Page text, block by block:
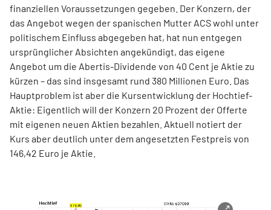
finanziellen Voraussetzungen gegeben. Der Konzern, der
das Angebot wegen der spanischen Mutter ACS wohl unter
politischem Einfluss abgegeben hat, hat nun entgegen
ursprünglicher Absichten angekündigt, das eigene
Angebot um die Abertis-Dividende von 40 Cent je Aktie zu
kürzen – das sind insgesamt rund 380 Millionen Euro. Das
Hauptproblem ist aber die Kursentwicklung der Hochtief-
Aktie: Eigentlich will der Konzern 20 Prozent der Offerte
mit eigenen neuen Aktien bezahlen. Aktuell notiert der
Kurs aber deutlich unter dem angesetzten Festpreis von
146,42 Euro je Aktie.